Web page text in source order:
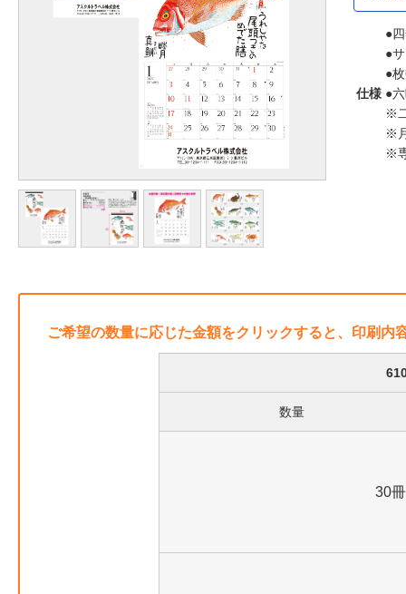
仕様
●
●
●
●
※
※
※
ご希望の数量に応じた金額をクリックすると、印刷内
数量
30冊